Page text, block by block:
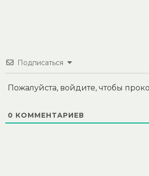
Подписаться
Пожалуйста, войдите, чтобы
0 КОММЕНТАРИЕВ